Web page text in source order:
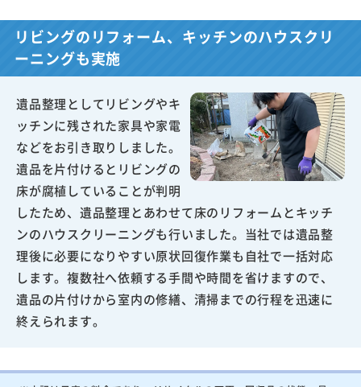
リビングのリフォーム、キッチンのハウスクリ
ーニングも実施
遺品整理としてリビングやキ
ッチンに残された家具や家電
などをお引き取りしました。
遺品を片付けるとリビングの
床が腐植していることが判明
したため、遺品整理とあわせて床のリフォームとキッチ
ンのハウスクリーニングも行いました。当社では遺品整
理後に必要になりやすい原状回復作業も自社で一括対応
します。複数社へ依頼する手間や時間を省けますので、
遺品の片付けから室内の修繕、清掃までの行程を迅速に
終えられます。